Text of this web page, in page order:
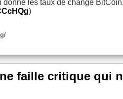
donne les taux de change
)
faille critique qui